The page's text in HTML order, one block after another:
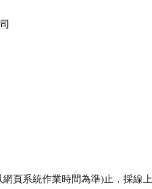
頁系統作業時間為準)止，採線上